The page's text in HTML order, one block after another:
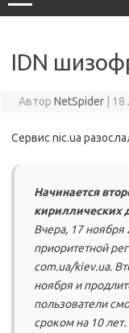
IDN
Автор NetSpider 18
Сервис nic.ua
Начинается
кириллических
Вчера, 17 ноября
приоритетной
com.ua/kiev.ua.
ноября и
пользователи
сроком на 10 лет.